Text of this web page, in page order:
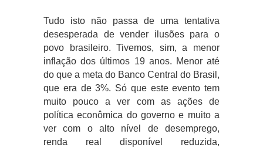
Tudo isto não passa de uma tentativa
desesperada de vender ilusões para o
povo brasileiro. Tivemos, sim, a menor
inflação dos últimos 19 anos. Menor até
do que a meta do Banco Central do Brasil,
que era de 3%. Só que este evento tem
muito pouco a ver com as ações de
política econômica do governo e muito a
ver com o alto nível de desemprego,
renda real disponível reduzida,